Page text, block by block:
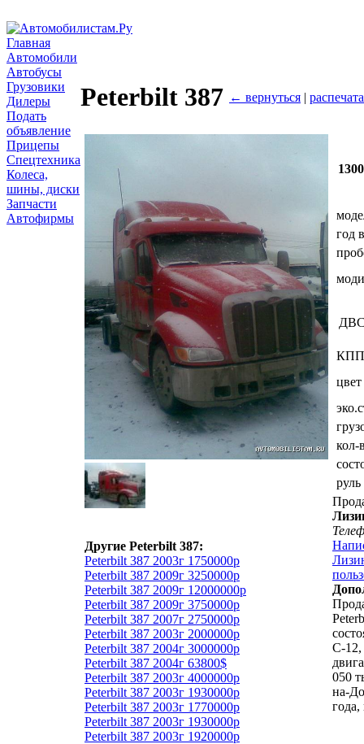
Главная
Автомобили
Автобусы
Грузовики
Дилеры
Подать
объявление
Прицепы
Спецтехника
Колеса,
шины, диски
Запчасти
Автофирмы
Peterbilt 387 ← вернуться |
Другие Peterbilt 387:
Peterbilt 387 2003г 1750000р
Peterbilt 387 2009г 3250000р
Peterbilt 387 2009г 12000000р
Peterbilt 387 2009г 3750000р
Peterbilt 387 2007г 2750000р
Peterbilt 387 2003г 2000000р
Peterbilt 387 2004г 3000000р
Peterbilt 387 2004г 63800$
Peterbilt 387 2003г 4000000р
Peterbilt 387 2003г 1930000р
Peterbilt 387 2003г 1770000р
Peterbilt 387 2003г 1930000р
Peterbilt 387 2003г 1920000р
год
КПП
цвет
кол-
руль
C-12,
050
на-
года,